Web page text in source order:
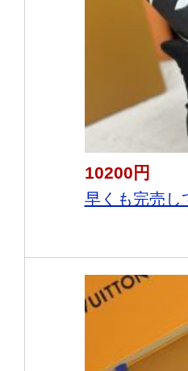
10200円
早くも完売し